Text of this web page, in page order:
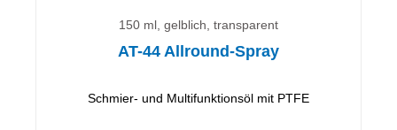
150 ml, gelblich, transparent
AT-44 Allround-Spray
Schmier- und Multifunktionsöl mit PTFE